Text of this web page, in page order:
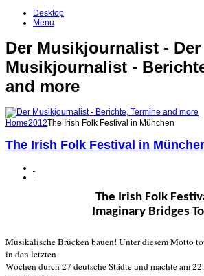
Desktop
Menu
Der Musikjournalist - Der
Musikjournalist -
and more
Home2012The Irish Folk Festival in München
The Irish Folk Festival in
The Irish Folk
Imaginary Bridges
Musikalische Brücken bauen! Unter diesem Motto
in den letzten
Wochen durch 27 deutsche Städte und machte am